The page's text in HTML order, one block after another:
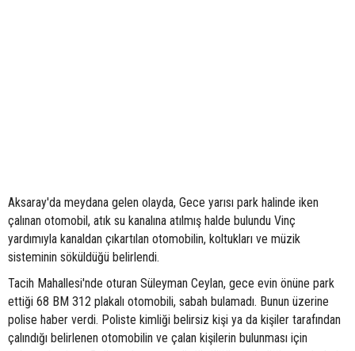
Aksaray'da meydana gelen olayda, Gece yarısı park halinde iken
çalınan otomobil, atık su kanalına atılmış halde bulundu Vinç
yardımıyla kanaldan çıkartılan otomobilin, koltukları ve müzik
sisteminin söküldüğü belirlendi.
Tacih Mahallesi'nde oturan Süleyman Ceylan, gece evin önüne park
ettiği 68 BM 312 plakalı otomobili, sabah bulamadı. Bunun üzerine
polise haber verdi. Poliste kimliği belirsiz kişi ya da kişiler tarafından
çalındığı belirlenen otomobilin ve çalan kişilerin bulunması için